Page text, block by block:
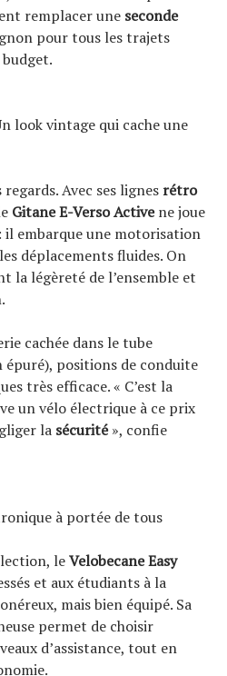
remplacer une seconde
pour tous les trajets
look vintage qui cache une
Avec ses lignes rétro
Gitane E-Verso Activene joue
il embarque une motorisation
déplacements fluides. On
la légèreté de l’ensemble et
cachée dans le tube
positions de conduite
très efficace. « C’est la
un vélo électrique à ce prix
la sécurité», confie
à portée de tous
leVelobecane Easy
et aux étudiants à la
mais bien équipé. Sa
permet de choisir
d’assistance, tout en